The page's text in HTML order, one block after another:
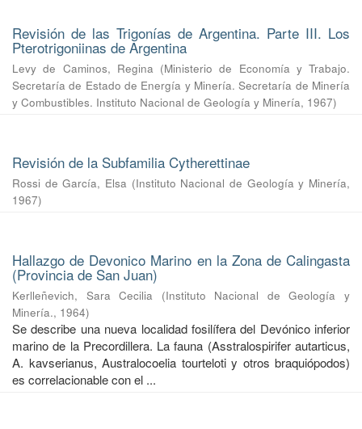
Revisión de las Trigonías de Argentina. Parte III. Los
Pterotrigoniinas de Argentina
Levy de Caminos, Regina (Ministerio de Economía y Trabajo.
Secretaría de Estado de Energía y Minería. Secretaría de Minería
y Combustibles. Instituto Nacional de Geología y Minería, 1967)
Revisión de la Subfamilia Cytherettinae
Rossi de García, Elsa (Instituto Nacional de Geología y Minería,
1967)
Hallazgo de Devonico Marino en la Zona de Calingasta
(Provincia de San Juan)
Kerlleñevich, Sara Cecilia (Instituto Nacional de Geología y
Minería., 1964)
Se describe una nueva localidad fosilífera del Devónico inferior
marino de la Precordillera. La fauna (Asstralospirifer autarticus,
A. kavserianus, Australocoelia tourteloti y otros braquiópodos)
es correlacionable con el ...